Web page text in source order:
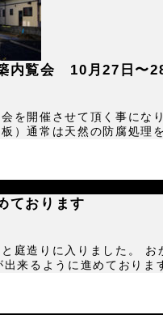
内覧会 10月27日〜
を開催させて頂く事に
）通常は天然の防腐処
ております
庭造りに入りました。
出来るように進めており